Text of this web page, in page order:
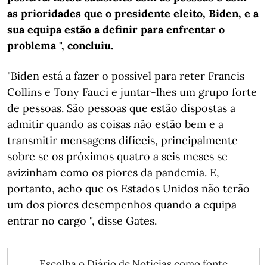
as prioridades que o presidente eleito, Biden, e a
sua equipa estão a definir para enfrentar o
problema ", concluiu.
"Biden está a fazer o possível para reter Francis
Collins e Tony Fauci e juntar-lhes um grupo forte
de pessoas. São pessoas que estão dispostas a
admitir quando as coisas não estão bem e a
transmitir mensagens difíceis, principalmente
sobre se os próximos quatro a seis meses se
avizinham como os piores da pandemia. E,
portanto, acho que os Estados Unidos não terão
um dos piores desempenhos quando a equipa
entrar no cargo ", disse Gates.